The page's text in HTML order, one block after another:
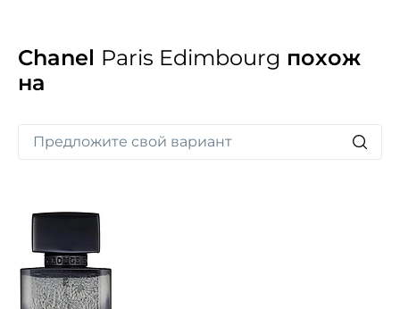
Chanel Paris Edimbourg похож
на